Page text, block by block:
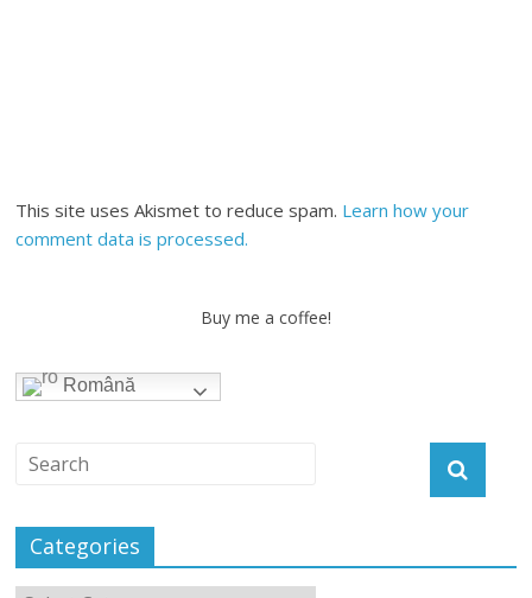
This site uses Akismet to reduce spam. Learn how your
comment data is processed.
Buy me a coffee!
Română
Categories